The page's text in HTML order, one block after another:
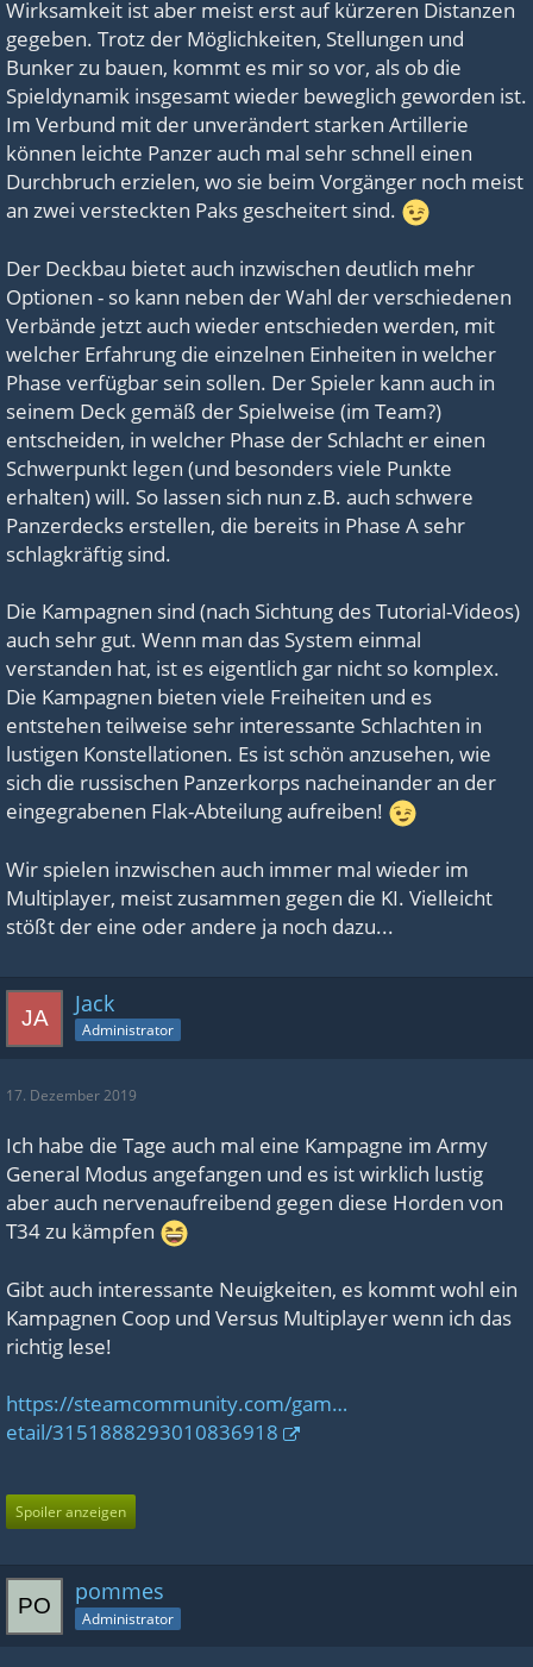
Wirksamkeit ist aber meist erst auf kürzeren Distanzen
gegeben. Trotz der Möglichkeiten, Stellungen und
Bunker zu bauen, kommt es mir so vor, als ob die
Spieldynamik insgesamt wieder beweglich geworden ist.
Im Verbund mit der unverändert starken Artillerie
können leichte Panzer auch mal sehr schnell einen
Durchbruch erzielen, wo sie beim Vorgänger noch meist
an zwei versteckten Paks gescheitert sind.
Der Deckbau bietet auch inzwischen deutlich mehr
Optionen - so kann neben der Wahl der verschiedenen
Verbände jetzt auch wieder entschieden werden, mit
welcher Erfahrung die einzelnen Einheiten in welcher
Phase verfügbar sein sollen. Der Spieler kann auch in
seinem Deck gemäß der Spielweise (im Team?)
entscheiden, in welcher Phase der Schlacht er einen
Schwerpunkt legen (und besonders viele Punkte
erhalten) will. So lassen sich nun z.B. auch schwere
Panzerdecks erstellen, die bereits in Phase A sehr
schlagkräftig sind.
Die Kampagnen sind (nach Sichtung des Tutorial-Videos)
auch sehr gut. Wenn man das System einmal
verstanden hat, ist es eigentlich gar nicht so komplex.
Die Kampagnen bieten viele Freiheiten und es
entstehen teilweise sehr interessante Schlachten in
lustigen Konstellationen. Es ist schön anzusehen, wie
sich die russischen Panzerkorps nacheinander an der
eingegrabenen Flak-Abteilung aufreiben!
Wir spielen inzwischen auch immer mal wieder im
Multiplayer, meist zusammen gegen die KI. Vielleicht
stößt der eine oder andere ja noch dazu...
Jack
Administrator
17. Dezember 2019
Ich habe die Tage auch mal eine Kampagne im Army
General Modus angefangen und es ist wirklich lustig
aber auch nervenaufreibend gegen diese Horden von
T34 zu kämpfen
Gibt auch interessante Neuigkeiten, es kommt wohl ein
Kampagnen Coop und Versus Multiplayer wenn ich das
richtig lese!
https://steamcommunity.com/gam…
etail/3151888293010836918
Spoiler anzeigen
pommes
Administrator